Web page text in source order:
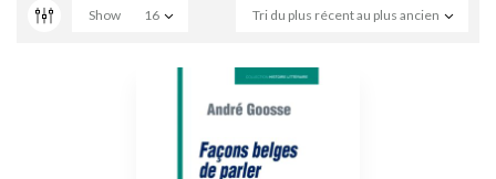
Tri du plus récent au plus ancien
Show 16